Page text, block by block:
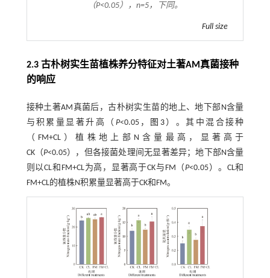
（P<0.05）， n=5，下同。
Full size
2.3 古朴树实生苗植株养分特征对土著AM真菌接种
的响应
接种土著AM真菌后，古朴树实生苗的地上、地下部N含量
与积累量显著升高（ P<0.05， 图3）。其中混合接种
（FM+CL）植株地上部N含量最高，显著高于
CK（P<0.05），但各接菌处理间无显著差异；地下部N含量
则以CL和FM+CL为高，显著高于CK与FM（P<0.05）。CL和
FM+CL的植株N积累量显著高于CK和FM。